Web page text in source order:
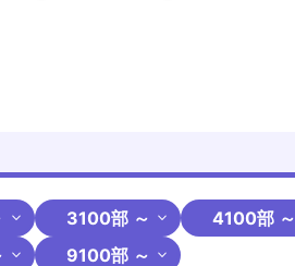
3100部 ～ 4100部 ～
9100部 ～